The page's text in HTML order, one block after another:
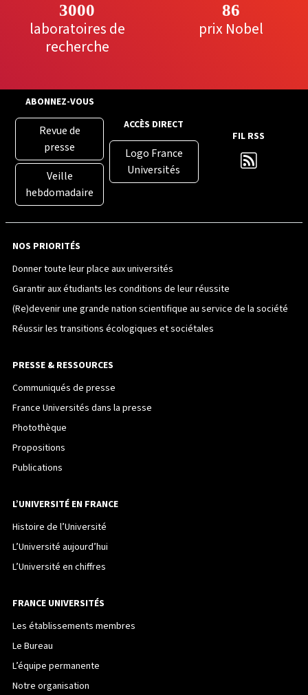
3000
laboratoires de
recherche
86
prix Nobel
ABONNEZ-VOUS
Revue de
presse
Veille
hebdomadaire
ACCÈS DIRECT
Logo France
Universités
FIL RSS
NOS PRIORITÉS
Donner toute leur place aux universités
Garantir aux étudiants les conditions de leur réussite
(Re)devenir une grande nation scientifique au service de la société
Réussir les transitions écologiques et sociétales
PRESSE & RESSOURCES
Communiqués de presse
France Universités dans la presse
Photothèque
Propositions
Publications
L’UNIVERSITÉ EN FRANCE
Histoire de l’Université
L’Université aujourd’hui
L’Université en chiffres
FRANCE UNIVERSITÉS
Les établissements membres
Le Bureau
L’équipe permanente
Notre organisation